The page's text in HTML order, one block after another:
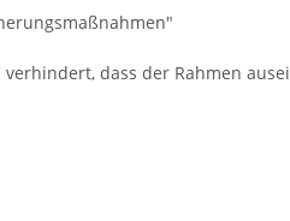
dass der Rahmen